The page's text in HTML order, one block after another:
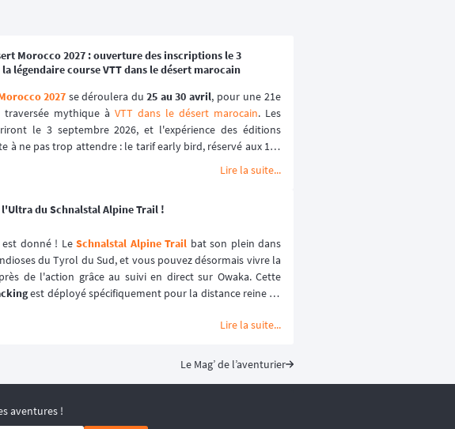
Morocco 2027 : ouverture des inscriptions le 3
légendaire course VTT dans le désert marocain
2027 se déroulera du 25 au 30 avril, pour une 21e
mythique à VTT dans le désert marocain. Les
le 3 septembre 2026, et l'expérience des éditions
à ne pas trop attendre : le tarif early bird, réservé aux 100
Lire la suite...
du Schnalstal Alpine Trail !
donné ! Le Schnalstal Alpine Trail bat son plein dans
du Tyrol du Sud, et vous pouvez désormais vivre la
de l'action grâce au suivi en direct sur Owaka. Cette
est déployé spécifiquement pour la distance reine de
Lire la suite...
Le Mag’ de l’aventurier
aventures !